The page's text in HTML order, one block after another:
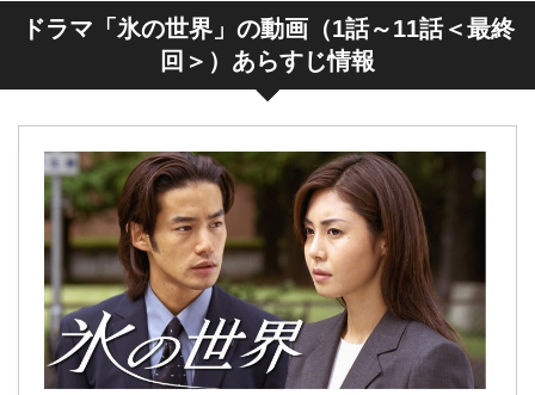
ドラマ「氷の世界」の動画（1話～11話＜最終
回＞）あらすじ情報